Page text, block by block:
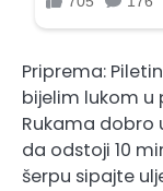
Priprema:
bijelim lukom u
Rukama dobro
da odstoji 10
šerpu sipajte